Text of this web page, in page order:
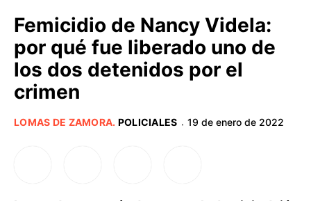
BUENOS AIRES
PROVINCIAS
Femicidio de Nancy Videla:
por qué fue liberado uno de
los dos detenidos por el
crimen
LOMAS DE ZAMORA. POLICIALES · 19 de enero de 2022